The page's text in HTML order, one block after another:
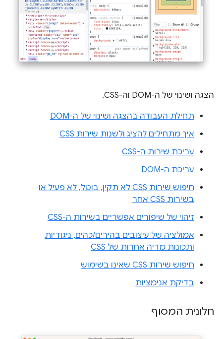
הצגה ושינוי של ה-DOM וה-CSS.
תחילת העבודה בהצגה ושינוי של ה-DOM
איך מתחילים להציג ולשנות שירות CSS
עריכת שירות ה-CSS
עריכת ה-DOM
חיפוש שירות CSS לא תקין, בוטל, לא פעיל או
בשירות CSS אחר
זיהוי של שיפורים אפשריים בשירות ה-CSS
אמולציה של עיצובים בהירים/כהים, ניגודיות
ותכונות מדיה אחרות של CSS
חיפוש שירות CSS שאינו בשימוש
בדיקת אנימציות
חלונית המסוף